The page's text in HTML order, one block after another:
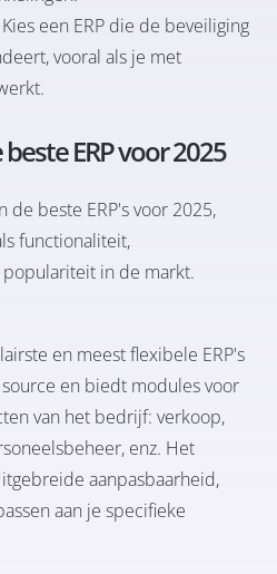
een ERP die de beveiliging
vooral als je met
ERP voor 2025
de beste ERP's voor 2025,
functionaliteit,
populariteit in de markt.
en meest flexibele ERP's
en biedt modules voor
van het bedrijf: verkoop,
enz. Het
aanpasbaarheid,
aan je specifieke